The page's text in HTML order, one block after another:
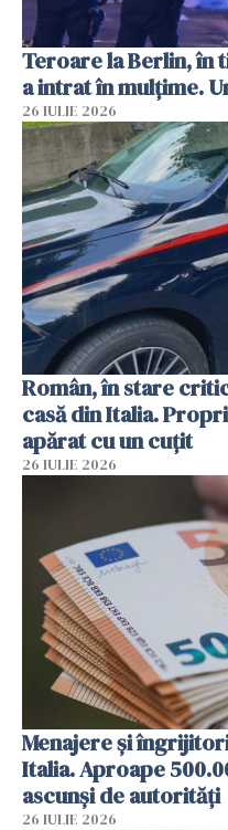
Teroare la Berlin, în
a intrat în mulțime.
26 IULIE 2026
Român, în stare
casă din Italia.
apărat cu un cuțit
26 IULIE 2026
Menajere și
Italia. Aproape
ascunși de autorități
26 IULIE 2026